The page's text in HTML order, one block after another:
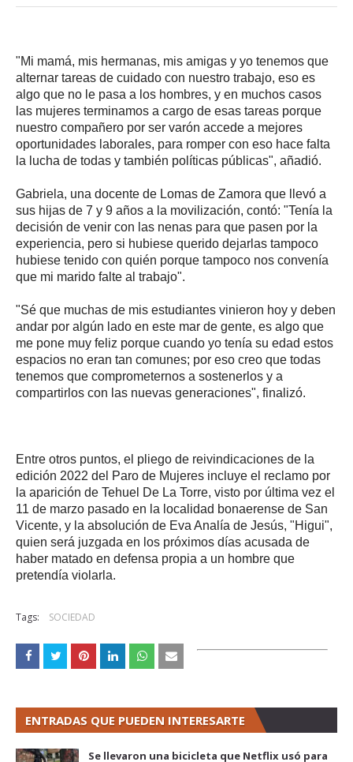
"Mi mamá, mis hermanas, mis amigas y yo tenemos que
alternar tareas de cuidado con nuestro trabajo, eso es
algo que no le pasa a los hombres, y en muchos casos
las mujeres terminamos a cargo de esas tareas porque
nuestro compañero por ser varón accede a mejores
oportunidades laborales, para romper con eso hace falta
la lucha de todas y también políticas públicas", añadió.
Gabriela, una docente de Lomas de Zamora que llevó a
sus hijas de 7 y 9 años a la movilización, contó: "Tenía la
decisión de venir con las nenas para que pasen por la
experiencia, pero si hubiese querido dejarlas tampoco
hubiese tenido con quién porque tampoco nos convenía
que mi marido falte al trabajo".
"Sé que muchas de mis estudiantes vinieron hoy y deben
andar por algún lado en este mar de gente, es algo que
me pone muy feliz porque cuando yo tenía su edad estos
espacios no eran tan comunes; por eso creo que todas
tenemos que comprometernos a sostenerlos y a
compartirlos con las nuevas generaciones", finalizó.
Entre otros puntos, el pliego de reivindicaciones de la
edición 2022 del Paro de Mujeres incluye el reclamo por
la aparición de Tehuel De La Torre, visto por última vez el
11 de marzo pasado en la localidad bonaerense de San
Vicente, y la absolución de Eva Analía de Jesús, "Higui",
quien será juzgada en los próximos días acusada de
haber matado en defensa propia a un hombre que
pretendía violarla.
Tags: SOCIEDAD
ENTRADAS QUE PUEDEN INTERESARTE
Se llevaron una bicicleta que Netflix usó para